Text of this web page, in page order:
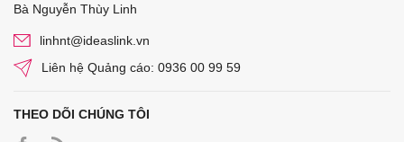
Bà Nguyễn Thùy Linh
linhnt@ideaslink.vn
Liên hệ Quảng cáo: 0936 00 99 59
THEO DÕI CHÚNG TÔI